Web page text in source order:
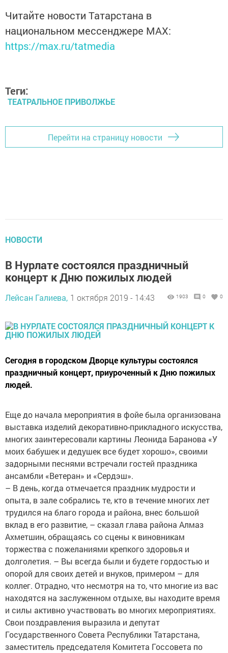
Читайте новости Татарстана в
национальном мессенджере MАХ:
https://max.ru/tatmedia
Теги:
ТЕАТРАЛЬНОЕ ПРИВОЛЖЬЕ
Перейти на страницу новости
НОВОСТИ
В Нурлате состоялся праздничный
концерт к Дню пожилых людей
Лейсан Галиева, 1 октября 2019 - 14:43 1903 0 0
Сегодня в городском Дворце культуры состоялся
праздничный концерт, приуроченный к Дню пожилых
людей.
Еще до начала мероприятия в фойе была организована
выставка изделий декоративно-прикладного искусства,
многих заинтересовали картины Леонида Баранова «У
моих бабушек и дедушек все будет хорошо», своими
задорными песнями встречали гостей праздника
ансамбли «Ветеран» и «Сердэш».
– В день, когда отмечается праздник мудрости и
опыта, в зале собрались те, кто в течение многих лет
трудился на благо города и района, внес большой
вклад в его развитие, – сказал глава района Алмаз
Ахметшин, обращаясь со сцены к виновникам
торжества с пожеланиями крепкого здоровья и
долголетия. – Вы всегда были и будете гордостью и
опорой для своих детей и внуков, примером – для
коллег. Отрадно, что несмотря на то, что многие из вас
находятся на заслуженном отдыхе, вы находите время
и силы активно участвовать во многих мероприятиях.
Свои поздравления выразила и депутат
Государственного Совета Республики Татарстана,
заместитель председателя Комитета Госсовета по